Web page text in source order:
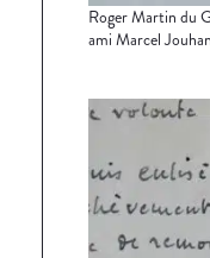
Roger Martin du
ami Marcel